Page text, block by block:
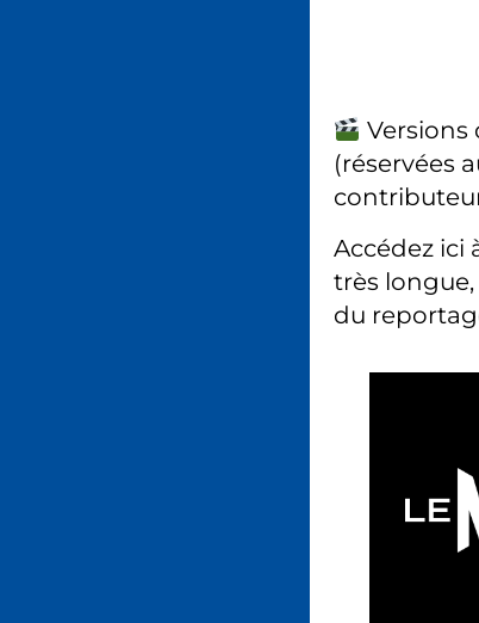
Versions
(réservées
Accédez ici
très
du